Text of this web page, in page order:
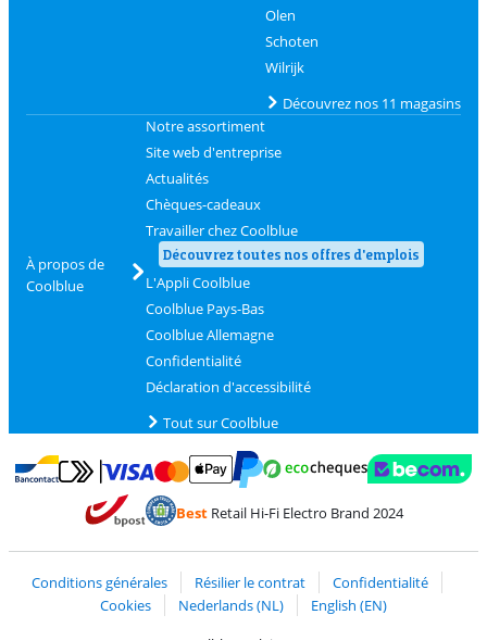
Olen
Schoten
Wilrijk
Découvrez nos 11 magasins
À propos de
Coolblue
Notre assortiment
Site web d'entreprise
Actualités
Chèques-cadeaux
Travailler chez Coolblue
Découvrez toutes nos offres d'emplois
L'Appli Coolblue
Coolblue Pays-Bas
Coolblue Allemagne
Confidentialité
Déclaration d'accessibilité
Tout sur Coolblue
Payer avec Bancontact
Payer avec MasterCard et Visa via ClickToPay
Payer avec PayPal
BestRetail Hi-Fi Electro Brand 2024
Conditions générales Résilier le contrat
Confidentialité
Cookies
Nederlands (NL)
English (EN)